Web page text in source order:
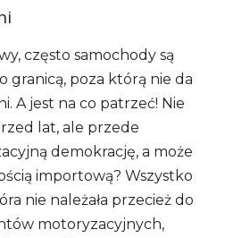
często samochody są
granicą, poza którą nie da
A jest na co patrzeć! Nie
lat, ale przede
demokrację, a może
importową? Wszystko
nie należała przecież do
motoryzacyjnych,